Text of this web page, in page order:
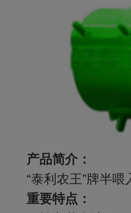
产品简介：
“泰利农王”牌半
重要特点：